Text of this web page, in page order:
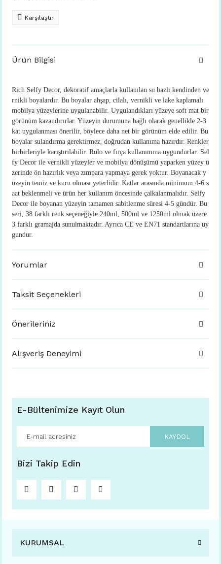
Karşılaştır
Ürün Bilgisi
Rich Selfy Decor, dekoratif amaçlarla kullanılan su bazlı kendinden ve
rnikli boyalardır. Bu boyalar ahşap, cilalı, vernikli ve lake kaplamalı
mobilya yüzeylerine uygulanabilir. Uygulandıkları yüzeye soft mat bir
görünüm kazandırırlar. Yüzeyin durumuna bağlı olarak genellikle 2-3
kat uygulanması önerilir, böylece daha net bir görünüm elde edilir. Bu
boyalar sulandırma gerektirmez, doğrudan kullanıma hazırdır. Renkler
birbirleriyle karıştırılabilir. Rulo ve fırça kullanımına uygundurlar. Sel
fy Decor ile vernikli yüzeyler ve mobilya dönüşümü yaparken yüzey ü
zerinde ön hazırlık veya zımpara yapmaya gerek yoktur. Boyanacak y
üzeyin temiz ve kuru olması yeterlidir. Katlar arasında minimum 4-6 s
aat beklenmeli ve ürün her kullanım öncesinde çalkalanmalıdır. Selfy
Decor ile boyanan yüzeyin tamamen sabitlenme süresi 4-5 gündür. Bu
seri, 38 farklı renk seçeneğiyle 240ml, 500ml ve 1250ml olmak üzere
3 farklı gramajda sunulmaktadır. Ayrıca CE ve EN71 standartlarına uy
gundur.
Yorumlar
Taksit Seçenekleri
Önerileriniz
Alışveriş Deneyimi
E-Bültenimize Kayıt Olun
KAYDOL
Bizi Takip Edin
KURUMSAL